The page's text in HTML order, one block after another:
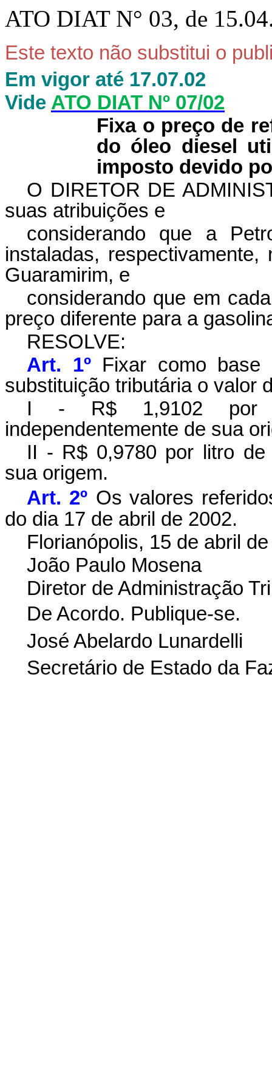
ATO DIAT N° 03, de
Este texto não substitui o
Em vigor até 17.07.02
Vide ATO DIAT Nº 07/02
Fixa o preço de
do óleo diesel
imposto devido
O DIRETOR DE
suas atribuições e
considerando que a
instaladas,
Guaramirim, e
considerando que em
preço diferente para a
RESOLVE:
Art. 1ºFixar como base
substituição tributária o valor
I - R$ 1,9102 por
independentemente de sua
II - R$ 0,9780 por litro de
sua origem.
Art. 2º Os valores
do dia 17 de abril de 2002.
Florianópolis, 15 de abril
João Paulo Mosena
Diretor de Administração
De Acordo. Publique-se.
José Abelardo Lunardelli
Secretário de Estado da